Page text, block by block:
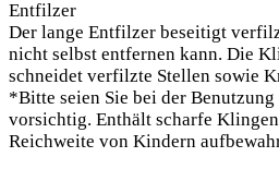
Entfilzer
Der lange Entfilzer beseitigt
nicht selbst entfernen kann. Die
schneidet verfilzte Stellen sowie
*Bitte seien Sie bei der
vorsichtig. Enthält scharfe
Reichweite von Kindern